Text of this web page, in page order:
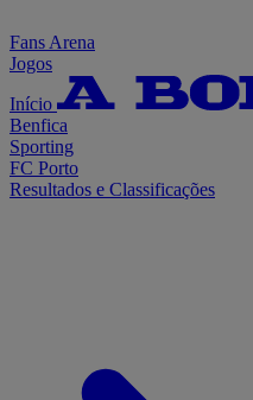
Fans Arena
Jogos
Início
Benfica
Sporting
FC Porto
Resultados e Classificações